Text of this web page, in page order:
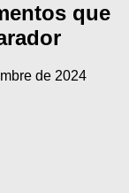
que
de 2024